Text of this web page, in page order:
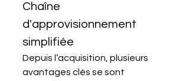
Chaîne
d'approvisionnement
simplifiée
Depuis l’acquisition, plusieurs
avantages clés se sont